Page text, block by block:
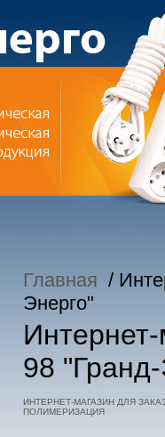
Главная /
Энерго"
98
ИНТЕРНЕТ-МАГАЗИН ДЛЯ
ПОЛИМЕРИЗАЦИЯ